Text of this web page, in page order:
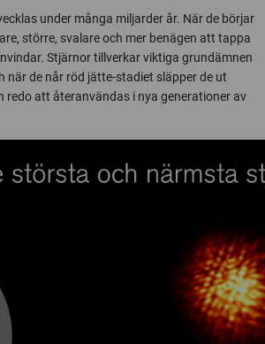
under många miljarder år. När de börjar
större, svalare och mer benägen att tappa
Stjärnor tillverkar viktiga grundämnen
när de når röd jätte-stadiet släpper de ut
redo att återanvändas i nya generationer av